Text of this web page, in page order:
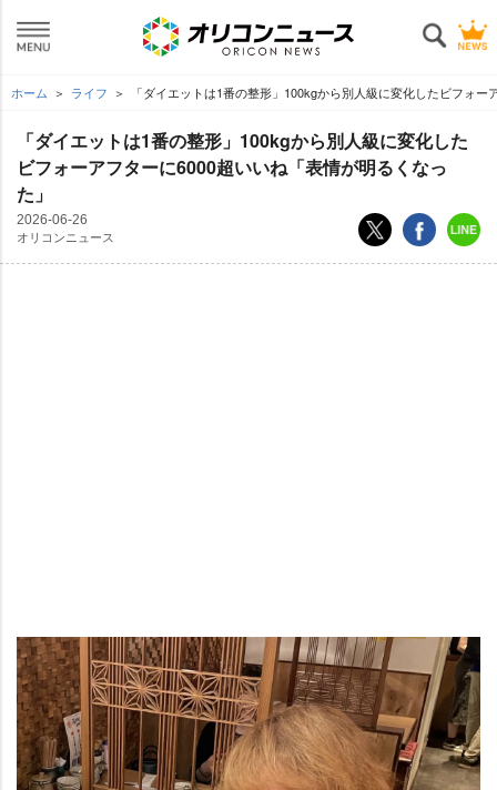
ホーム ライフ 「ダイエットは1番の整形」100kgから別人級に変化したビフォ
「ダイエットは1番の整形」100kgから別人級に変化した
ビフォーアフターに6000超いいね「表情が明るくなっ
た」
2026-06-26
オリコンニュース